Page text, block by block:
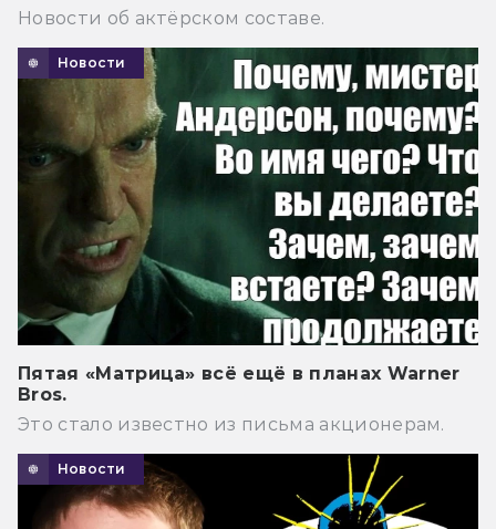
Новости об актёрском составе.
Новости
Пятая «Матрица» всё ещё в планах Warner
Bros.
Это стало известно из письма акционерам.
Новости